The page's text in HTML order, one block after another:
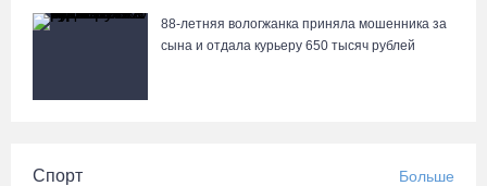
88-летняя вологжанка приняла мошенника за
сына и отдала курьеру 650 тысяч рублей
Спорт Больше